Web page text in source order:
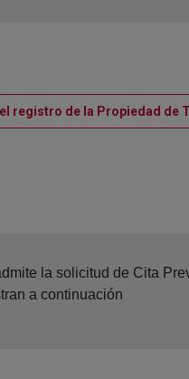
registro de la Propiedad de
la solicitud de Cita
a continuación